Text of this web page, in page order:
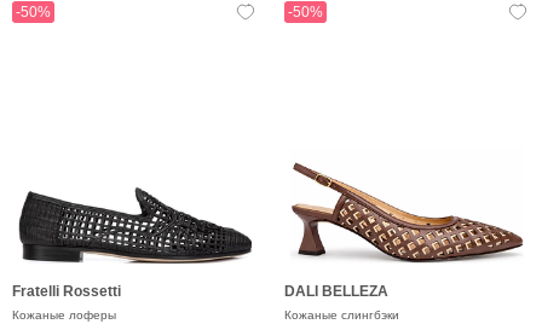
-50%
Fratelli Rossetti
Кожаные лоферы
-50%
DALI BELLEZA
Кожаные слингбэки